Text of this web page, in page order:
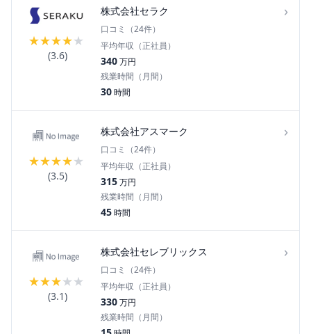
★★★★★
(3.6)
株式会社セラク ›
口コミ（24件）
平均年収（正社員）
340万円
残業時間（月間）
30時間
★★★★★
(3.5)
株式会社アスマーク ›
口コミ（24件）
平均年収（正社員）
315万円
残業時間（月間）
45時間
★★★★★
(3.1)
株式会社セレブリックス ›
口コミ（24件）
平均年収（正社員）
330万円
残業時間（月間）